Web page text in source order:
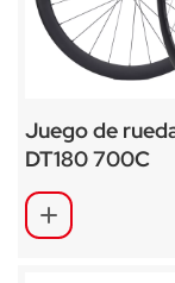
Juego de
DT180 700C
Shimano/